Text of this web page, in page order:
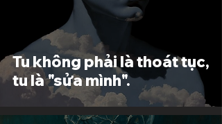
Tu không phải là thoát tục,
tu là "sửa mình".